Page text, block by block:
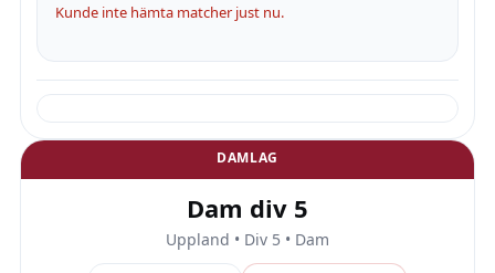
Kunde inte hämta matcher just nu.
DAMLAG
Dam div 5
Uppland • Div 5 • Dam